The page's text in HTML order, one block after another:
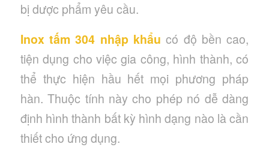
bị dược phẩm yêu cầu.
Inox tấm 304 nhập khẩu có độ bền cao,
tiện dụng cho việc gia công, hình thành, có
thể thực hiện hầu hết mọi phương pháp
hàn. Thuộc tính này cho phép nó dễ dàng
định hình thành bất kỳ hình dạng nào là cần
thiết cho ứng dụng.